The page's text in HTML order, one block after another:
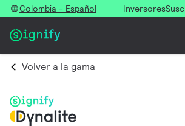
Colombia - Español Inversores
Volver a la gama